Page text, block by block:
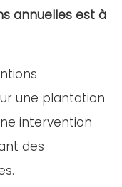
annuelles est à
une plantation
intervention
des